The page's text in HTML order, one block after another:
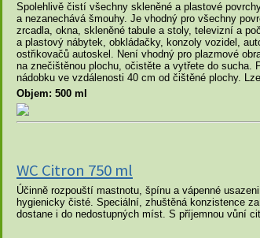
Spolehlivě čistí všechny skleněné a plastové
a nezanechává šmouhy. Je vhodný pro všechny
zrcadla, okna, skleněné tabule a stoly, televizní a
a plastový nábytek, obkládačky, konzoly vozidel,
ostřikovačů autoskel. Není vhodný pro plazmové
na znečištěnou plochu, očistěte a vytřete do sucha.
nádobku ve vzdálenosti 40 cm od čištěné plochy.
Objem: 500 ml
WC Citron 750 ml
Účinně rozpouští mastnotu, špínu a vápenné
hygienicky čisté. Speciální, zhuštěná konzistence
dostane i do nedostupných míst. S příjemnou vůní